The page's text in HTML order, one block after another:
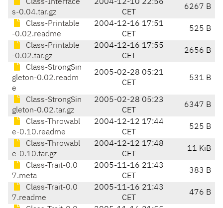
Class-Interface
s-0.04.tar.gz
2004-12-10 22:56
CET
6267 B
Class-Printable
-0.02.readme
2004-12-16 17:51
CET
525 B
Class-Printable
-0.02.tar.gz
2004-12-16 17:55
CET
2656 B
Class-StrongSin
gleton-0.02.readm
e
2005-02-28 05:21
CET
531 B
Class-StrongSin
gleton-0.02.tar.gz
2005-02-28 05:23
CET
6347 B
Class-Throwabl
e-0.10.readme
2004-12-12 17:44
CET
525 B
Class-Throwabl
e-0.10.tar.gz
2004-12-12 17:48
CET
11 KiB
Class-Trait-0.0
7.meta
2005-11-16 21:43
CET
383 B
Class-Trait-0.0
7.readme
2005-11-16 21:43
CET
476 B